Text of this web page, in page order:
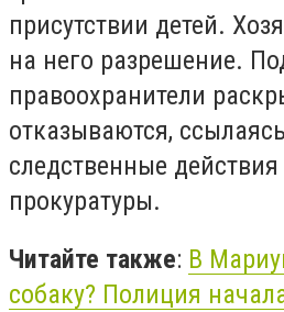
присутствии детей.
на него разрешение.
правоохранители
отказываются,
следственные
прокуратуры.
Читайте также: В
собаку? Полиция